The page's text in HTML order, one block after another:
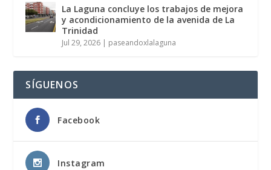
La Laguna concluye los trabajos de mejora
y acondicionamiento de la avenida de La
Trinidad
Jul 29, 2026 | paseandoxlalaguna
SÍGUENOS
Facebook
Instagram